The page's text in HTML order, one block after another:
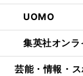
UOMO
集英社オンラ
芸能・情報・ス